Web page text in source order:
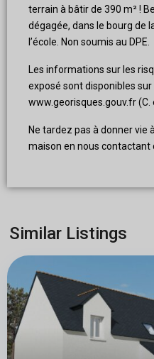
terrain à bâtir de 390 m² !
dégagée, dans le bourg de
l’école. Non soumis au DPE.
Les informations sur les
exposé sont disponibles sur
www.georisques.gouv.fr (C.
Ne tardez pas à donner vie
maison en nous contactant
Similar Listings